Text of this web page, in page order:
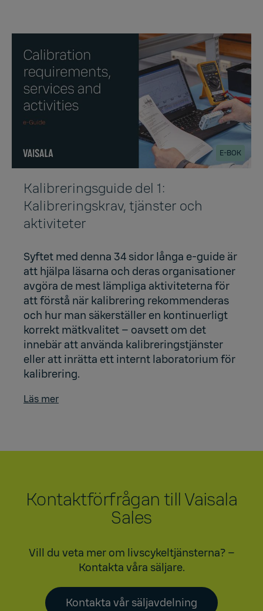
E-BOK
Kalibreringsguide del 1:
Kalibreringskrav, tjänster och
aktiviteter
Syftet med denna 34 sidor långa e-guide är
att hjälpa läsarna och deras organisationer
avgöra de mest lämpliga aktiviteterna för
att förstå när kalibrering rekommenderas
och hur man säkerställer en kontinuerligt
korrekt mätkvalitet – oavsett om det
innebär att använda kalibreringstjänster
eller att inrätta ett internt laboratorium för
kalibrering.
Läs mer
Kontaktförfrågan till Vaisala
Sales
Vill du veta mer om livscykeltjänsterna? –
Kontakta våra säljare.
Kontakta vår säljavdelning